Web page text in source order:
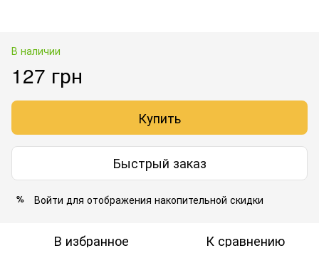
В наличии
127 грн
Купить
Быстрый заказ
% Войти для отображения накопительной скидки
В избранное К сравнению